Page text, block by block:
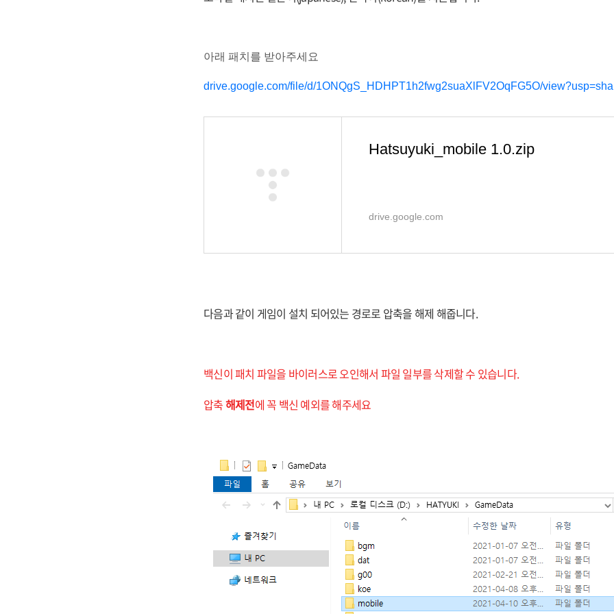
아래 패치를 받아주세요
drive.google.com/file/d/1ONQgS_HDHPT1h2fwg2suaXlFV2OqFG5O/
Hatsuyuki_mobile 1.0.zip
drive.google.com
다음과 같이 게임이 설치 되어있는 경로로 압축을 해제 해줍니다.
백신이 패치 파일을 바이러스로 오인해서 파일 일부를 삭제할 수 있습니다.
압축해제전에 꼭 백신 예외를 해주세요